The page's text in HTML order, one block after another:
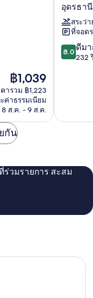
ราคา
ปัจจุบัน
คือ
฿1,039
฿1,039
ารวม ฿1,223
ค่าธรรมเนียม
8 ส.ค. - 9 ส.ค.
อุดรธานี
อุดรธานี
สระว่
ที่จอด
8.0
จาก
8.0 ดีม
232
กัน
วมรายการ สะสม